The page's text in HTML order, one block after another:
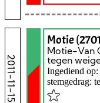
2011-11-15
Motie
Motie-Van
tegen
Ingediend
stemgedrag: